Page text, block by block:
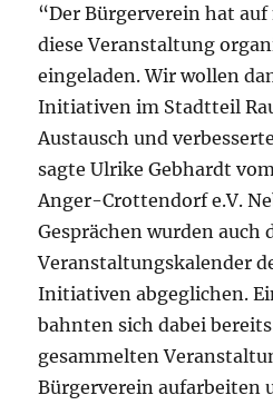
“Der Bürgerverein hat
diese Veranstaltung
eingeladen. Wir wollen
Initiativen im Stadtteil
Austausch und
sagte Ulrike Gebhardt
Anger-Crottendorf e.V.
Gesprächen wurden auch
Veranstaltungskalender
Initiativen abgeglichen.
bahnten sich dabei
gesammelten
Bürgerverein aufarbeiten